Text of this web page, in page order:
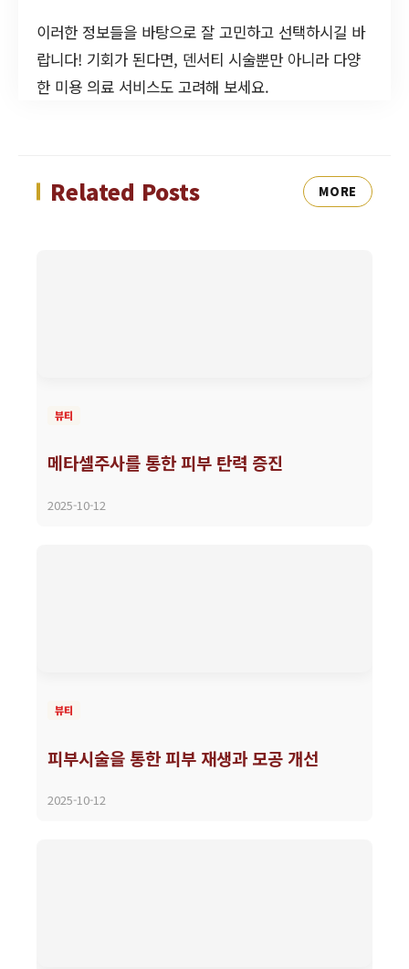
이러한 정보들을 바탕으로 잘 고민하고 선택하시길 바
랍니다! 기회가 된다면, 덴서티 시술뿐만 아니라 다양
한 미용 의료 서비스도 고려해 보세요.
Related Posts MORE
뷰티
메타셀주사를 통한 피부 탄력 증진
2025-10-12
뷰티
피부시술을 통한 피부 재생과 모공 개선
2025-10-12